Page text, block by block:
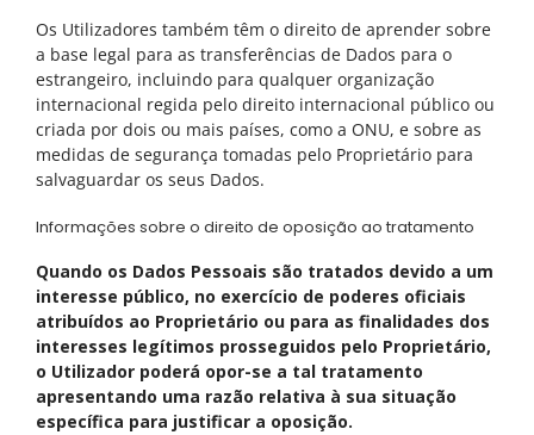
Os Utilizadores também têm o direito de aprender sobre
a base legal para as transferências de Dados para o
estrangeiro, incluindo para qualquer organização
internacional regida pelo direito internacional público ou
criada por dois ou mais países, como a ONU, e sobre as
medidas de segurança tomadas pelo Proprietário para
salvaguardar os seus Dados.
Informações sobre o direito de oposição ao tratamento
Quando os Dados Pessoais são tratados devido a um
interesse público, no exercício de poderes oficiais
atribuídos ao Proprietário ou para as finalidades dos
interesses legítimos prosseguidos pelo Proprietário,
o Utilizador poderá opor-se a tal tratamento
apresentando uma razão relativa à sua situação
específica para justificar a oposição.